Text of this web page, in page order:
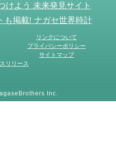
けよう 未来発見サイト
も掲載! ナガセ世界時計
リンクについて
プライバシーポリシー
サイトマップ
リリース
Inc.